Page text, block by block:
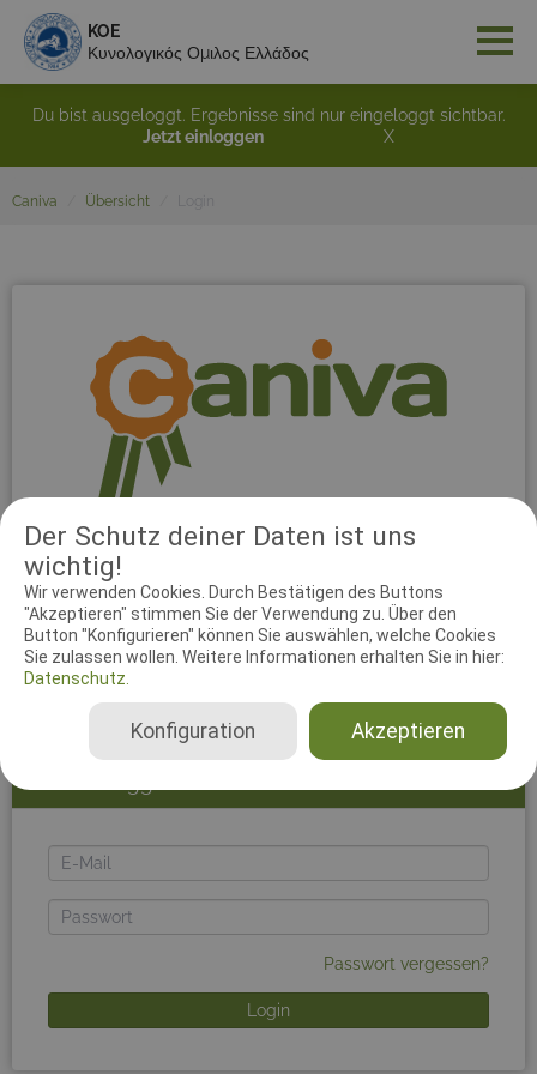
Der Schutz deiner Daten ist uns
wichtig!
Wir verwenden Cookies. Durch Bestätigen des Buttons
"Akzeptieren" stimmen Sie der Verwendung zu. Über den
Button "Konfigurieren" können Sie auswählen, welche Cookies
Sie zulassen wollen. Weitere Informationen erhalten Sie in hier:
Datenschutz.
Akzeptieren
Konfiguration
KOE
Κυνολογικός Ομιλος Ελλάδος
Du bist ausgeloggt. Ergebnisse sind nur eingeloggt sichtbar.
Jetzt einloggen
X
Caniva Übersicht
Um den vollen Funktionsumfang des Systems nutzen
zu können, solltest du dich einloggen. Zur Anmeldung
musst du die E-Mail-Adresse und das Passwort deines
working-dog-Accounts benutzen. Du kannst dich
kostenlos mit einem Klick auf working-dogregistrieren.
Falls du Schwierigkeiten beim Login hast, leere bitte
E-
Mail
Passwort
Passwort vergessen?
Login